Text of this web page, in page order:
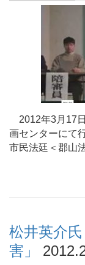
2012年3月17
画センターにて
市民法廷＜郡山
松井英介
害」